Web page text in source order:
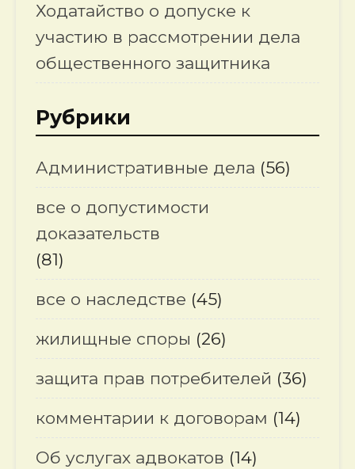
Ходатайство о допуске к
участию в рассмотрении дела
общественного защитника
Рубрики
Административные дела (56)
все о допустимости
доказательств
(81)
все о наследстве (45)
жилищные споры (26)
защита прав потребителей (36)
комментарии к договорам (14)
Об услугах адвокатов (14)